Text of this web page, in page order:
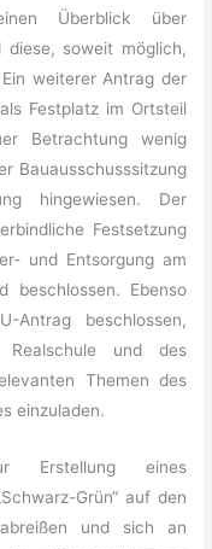
Überblick über
diese, soweit möglich,
weiterer Antrag der
Festplatz im Ortsteil
Betrachtung wenig
Bauausschusssitzung
hingewiesen. Der
Festsetzung
und Entsorgung am
beschlossen. Ebenso
Antrag beschlossen,
Realschule und des
Themen des
einzuladen.
Erstellung eines
Grün“ auf den
und sich an